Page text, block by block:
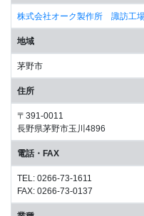
株式会社オーク製作所 諏訪工
地域
茅野市
住所
〒391-0011
長野県茅野市玉川4896
電話・FAX
TEL: 0266-73-1611
FAX: 0266-73-0137